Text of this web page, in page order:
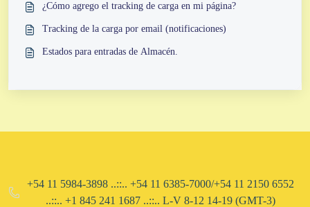
¿Cómo agrego el tracking de carga en mi página?
Tracking de la carga por email (notificaciones)
Estados para entradas de Almacén.
+54 11 5984-3898 ..::.. +54 11 6385-7000/+54 11 2150 6552
..::.. ​+1 845 241 1687 ..::.. L-V 8-12 14-19 (GMT-3)